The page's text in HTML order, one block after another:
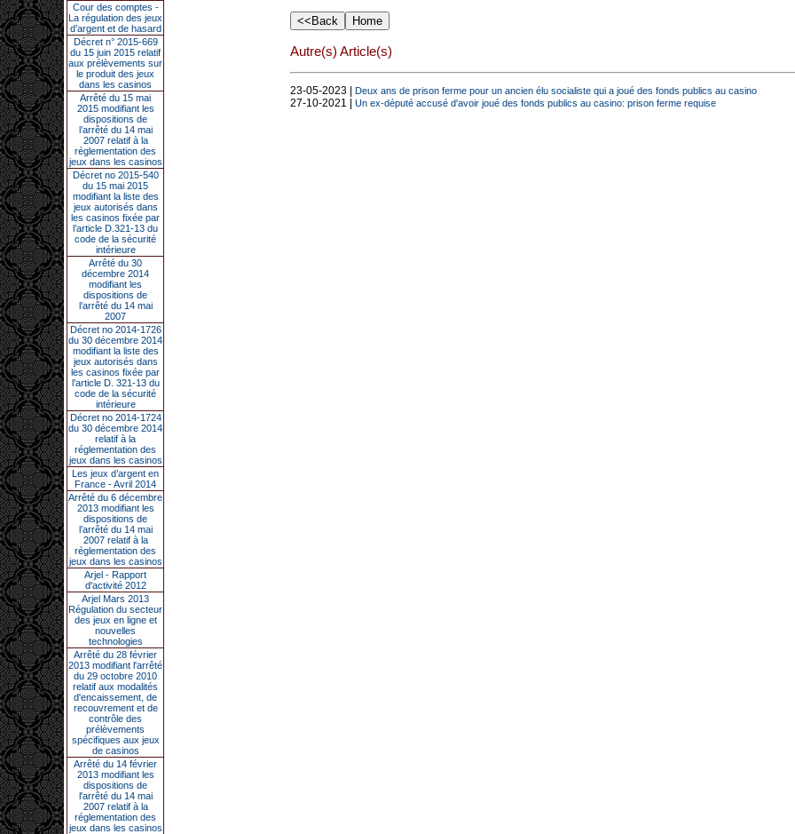
Cour des comptes -
La régulation des jeux
d’argent et de hasard
Décret n° 2015-669
du 15 juin 2015 relatif
aux prélèvements sur
le produit des jeux
dans les casinos
Arrêté du 15 mai
2015 modifiant les
dispositions de
l’arrêté du 14 mai
2007 relatif à la
réglementation des
jeux dans les casinos
Décret no 2015-540
du 15 mai 2015
modifiant la liste des
jeux autorisés dans
les casinos fixée par
l’article D.321-13 du
code de la sécurité
intérieure
Arrêté du 30
décembre 2014
modifiant les
dispositions de
l’arrêté du 14 mai
2007
Décret no 2014-1726
du 30 décembre 2014
modifiant la liste des
jeux autorisés dans
les casinos fixée par
l’article D. 321-13 du
code de la sécurité
intérieure
Décret no 2014-1724
du 30 décembre 2014
relatif à la
réglementation des
jeux dans les casinos
Les jeux d’argent en
France - Avril 2014
Arrêté du 6 décembre
2013 modifiant les
dispositions de
l’arrêté du 14 mai
2007 relatif à la
réglementation des
jeux dans les casinos
Arjel - Rapport
d'activité 2012
Arjel Mars 2013
Régulation du secteur
des jeux en ligne et
nouvelles
technologies
Arrêté du 28 février
2013 modifiant l'arrêté
du 29 octobre 2010
relatif aux modalités
d'encaissement, de
recouvrement et de
contrôle des
prélèvements
spécifiques aux jeux
de casinos
Arrêté du 14 février
2013 modifiant les
dispositions de
l'arrêté du 14 mai
2007 relatif à la
réglementation des
jeux dans les casinos
Autre(s) Article(s)
23-05-2023 | Deux ans de prison ferme pour un ancien élu socialiste qui a joué des fonds publics au casino
27-10-2021 | Un ex-député accusé d'avoir joué des fonds publics au casino: prison ferme requise